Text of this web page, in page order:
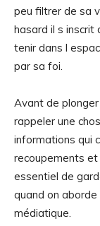
peu filtrer de sa
hasard il s inscrit
tenir dans l
par sa foi.
Avant de
rappeler une
informations qui
recoupements
essentiel de
quand on
médiatique.